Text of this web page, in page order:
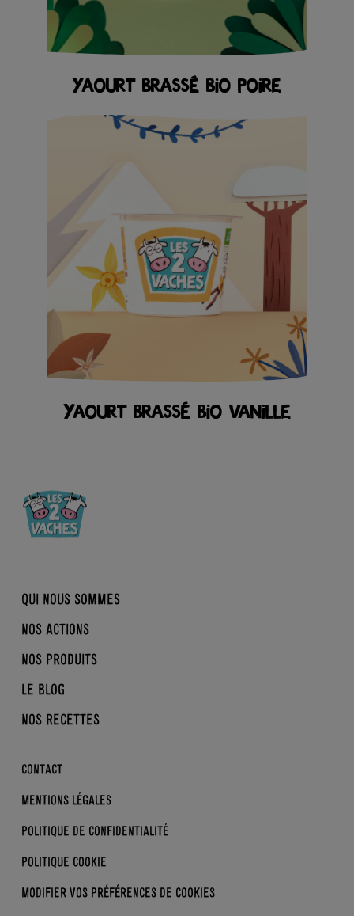
YAOURT BRASSÉ BIO POIRE
YAOURT BRASSÉ BIO VANILLE
QUI NOUS SOMMES
NOTRE HISTOIRE
BIO, NORMAND, ÉQUITABLE
B CORP
NOS ACTIONS
LA CONVERSION EN BIO
REINE MATHILDE
DDM
NOS PRODUITS
BRASSÉS
DESSERTS
ENFANTS
LE BLOG
NOS ACTUS
LES BONS GESTES
DERRIÈRE L’ÉTIQUETTE
NOS RECETTES
CONTACT
MENTIONS LÉGALES
POLITIQUE DE CONFIDENTIALITÉ
POLITIQUE COOKIE
MODIFIER VOS PRÉFÉRENCES DE COOKIES